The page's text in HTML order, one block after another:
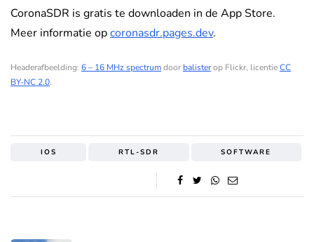
CoronaSDR is gratis te downloaden in de App Store.
Meer informatie opcoronasdr.pages.dev.
Headerafbeelding: 6 – 16 MHz spectrumdoor balisterop Flickr, licentieCC
BY-NC 2.0.
IOS RTL-SDR SOFTWARE